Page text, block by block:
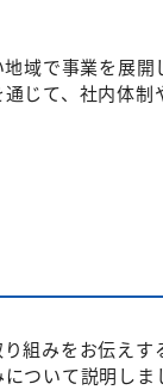
域で事業を展開
じて、社内体制
組みをお伝えす
ついて説明しま